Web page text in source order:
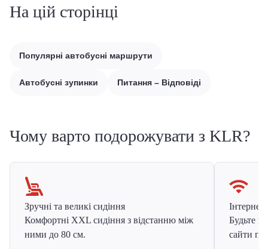
На цій сторінці
Популярні автобусні маршрути
Автобусні зупинки Питання – Відповіді
Чому варто подорожувати з KLR?
Зручні та великі сидіння
Комфортні XXL сидіння з відстанню між
ними до 80 см.
Інтернет
Будьте
сайти